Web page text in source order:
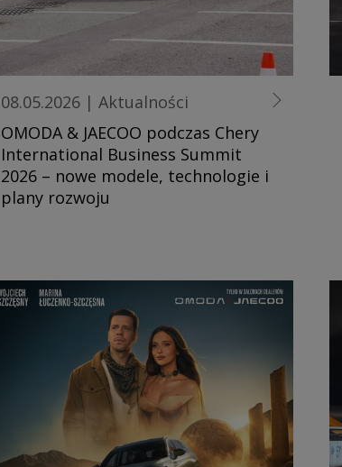
08.05.2026 | Aktualności
OMODA & JAECOO podczas Chery
International Business Summit
2026 – nowe modele, technologie i
plany rozwoju